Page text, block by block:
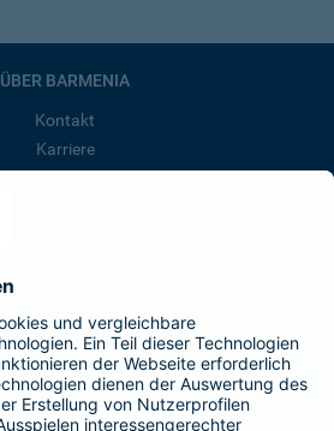
ÜBER BARMENIA
Kontakt
Karriere
Teil der BarmeniaGothaer
BELIEBTE SEITEN
Zusatzversicherung